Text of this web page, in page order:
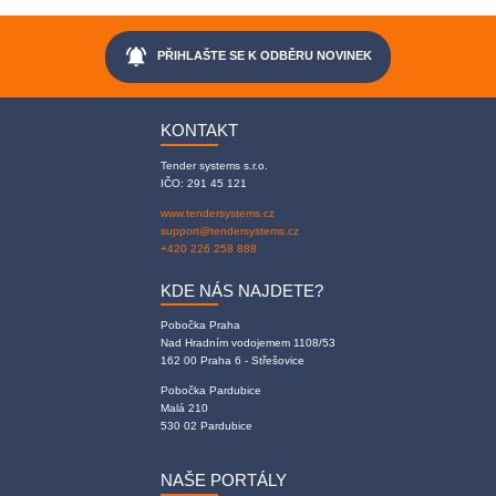
notifications_active PŘIHLAŠTE SE K ODBĚRU NOVINEK
KONTAKT
Tender systems s.r.o.
IČO: 291 45 121
www.tendersystems.cz
support@tendersystems.cz
+420 226 258 888
KDE NÁS NAJDETE?
Pobočka Praha
Nad Hradním vodojemem 1108/53
162 00 Praha 6 - Střešovice
Pobočka Pardubice
Malá 210
530 02 Pardubice
NAŠE PORTÁLY